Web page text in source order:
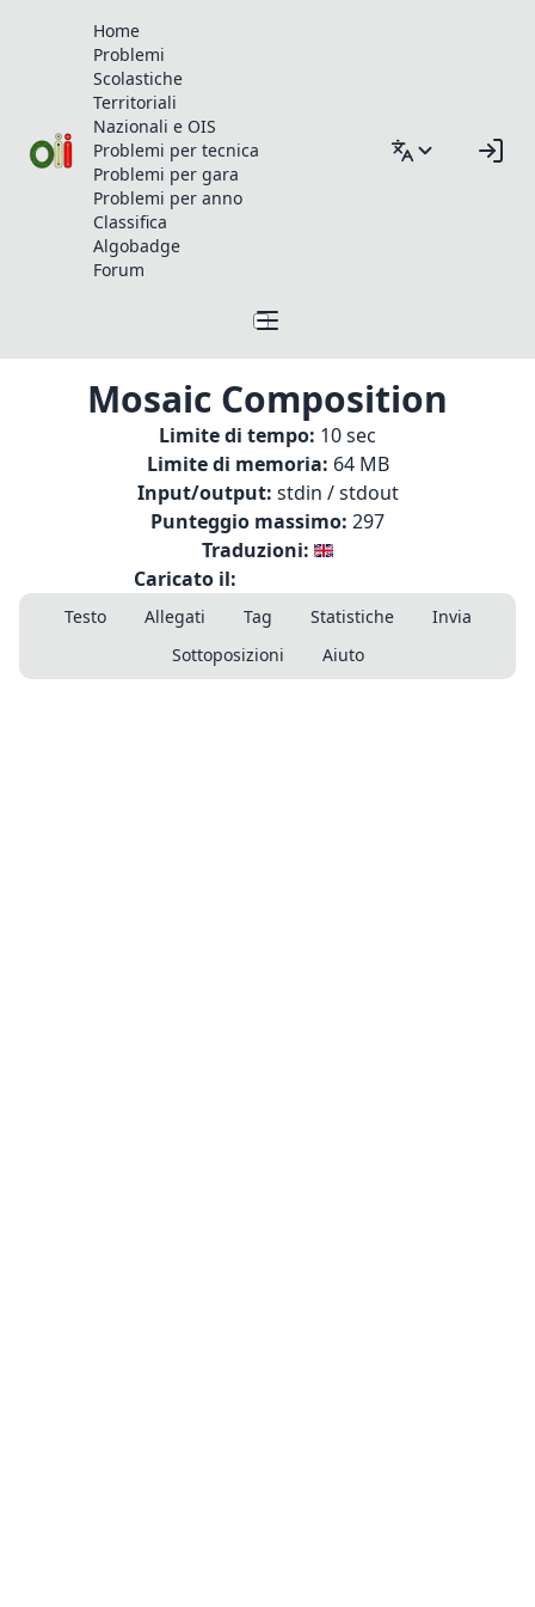
Home
Problemi
Scolastiche
Territoriali
Nazionali e OIS
Problemi per tecnica
Problemi per gara
Problemi per anno
Classifica
Algobadge
Forum
Mosaic Composition
Limite di tempo: 10 sec
Limite di memoria: 64 MB
Input/output: stdin / stdout
Punteggio massimo: 297
Traduzioni:
Caricato il:
Testo Allegati Tag Statistiche
Invia
Sottoposizioni
Aiuto